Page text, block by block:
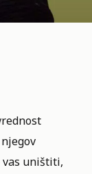
uništiti,